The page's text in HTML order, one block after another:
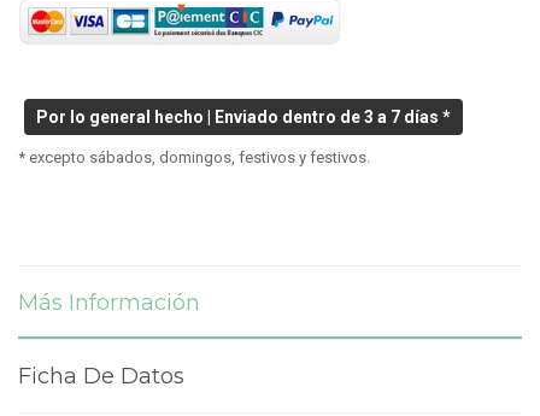
Por lo general hecho | Enviado dentro de 3 a 7 días *
* excepto sábados, domingos, festivos y festivos.
Más Información
Ficha De Datos